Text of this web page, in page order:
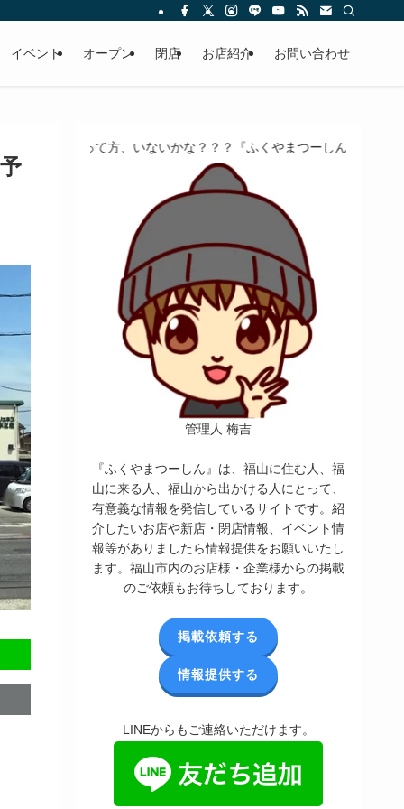
イベント オープン 閉店 お店紹介 お問い合わせ
いないかな？？？『ふくやまつーしん』でちょっとしたバイト、し
管理人 梅吉
『ふくやまつーしん』は、福山に住む人、福
山に来る人、福山から出かける人にとって、
有意義な情報を発信しているサイトです。紹
介したいお店や新店・閉店情報、イベント情
報等がありましたら情報提供をお願いいたし
ます。福山市内のお店様・企業様からの掲載
のご依頼もお待ちしております。
掲載依頼する
情報提供する
LINEからもご連絡いただけます。